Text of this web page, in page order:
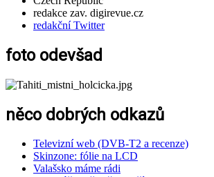
redakce zav. digirevue.cz
redakční Twitter
foto odevšad
něco dobrých odkazů
Televizní web (DVB-T2 a recenze)
Skinzone: fólie na LCD
Valašsko máme rádi